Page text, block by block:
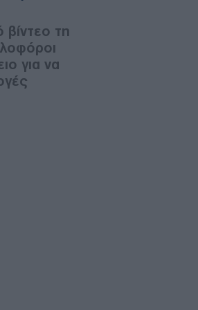
βίντεο τη
για να